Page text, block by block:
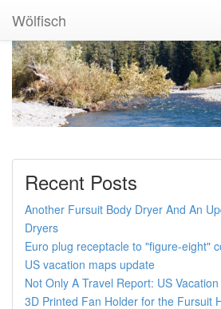
Wölfisch
Recent Posts
Another Fursuit Body Dryer And An
Dryers
Euro plug receptacle to "figure-eight"
US vacation maps update
Not Only A Travel Report: US
3D Printed Fan Holder for the Fursuit